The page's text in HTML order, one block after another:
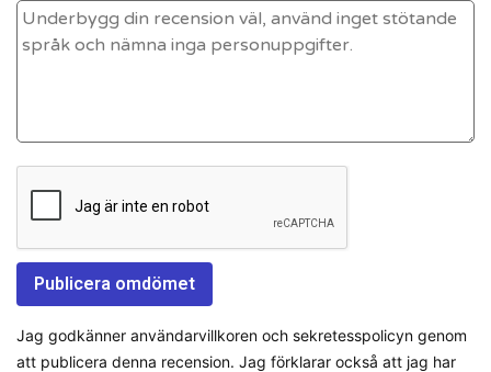
Jag godkänner användarvillkoren och sekretesspolicyn genom
att publicera denna recension. Jag förklarar också att jag har